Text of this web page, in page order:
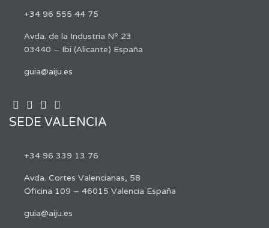
+34 96 555 44 75
Avda. de la Industria Nº 23
03440 – Ibi (Alicante) España
guia@aiju.es
SEDE VALENCIA
+34 96 339 13 76
Avda. Cortes Valencianas, 58
Oficina 109 – 46015 Valencia España
guia@aiju.es